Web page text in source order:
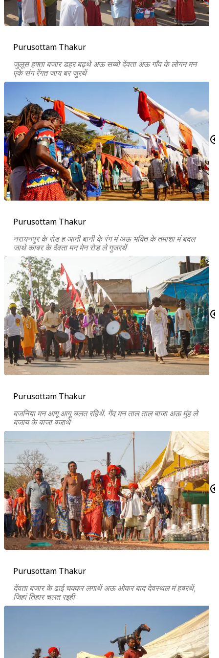
Purusottam Thakur
जुलूस हफ्ता बजार डहर बढ़थे अऊ सब्बो देंवता अऊ गाँव के लोगन मन
एके संग रेंगत जाय बर जुरथें
Purusottam Thakur
नरायनपुर के रोड ह आनी बानी के रंग मं अऊ भक्ति के तमाशा मं बदल
जाथे काबर के देंवता मन मेन रोड ले गुजरथें
Purusottam Thakur
बजनिया मन आगू आगू चलत रहिथें. गेंद मन ताल ताल बाजा अऊ मुंह ले
बजाय के बाजा बजाथें
Purusottam Thakur
देंवता बजार के ढाई चक्कर लगाथें अऊ ओकर बाद देवस्थल मं हबरथें,
जिहां तिहार चलत रइही